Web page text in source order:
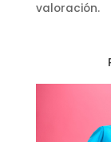
valoración.